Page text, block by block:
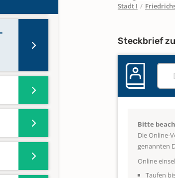
Stadt I /
Steckbrief
Bitte
Die Online-
genannten
Online
Taufen